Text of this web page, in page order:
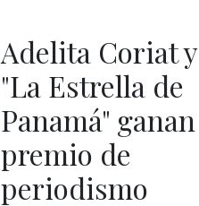
Adelita Coriat y
"La Estrella de
Panamá" ganan
premio de
periodismo